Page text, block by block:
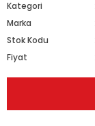
Kategori
Marka
Stok Kodu
Fiyat